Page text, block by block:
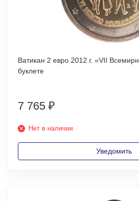
Ватикан 2 евро 2012 г. «VII
буклете
7 765 ₽
Нет в наличии
Уведомить